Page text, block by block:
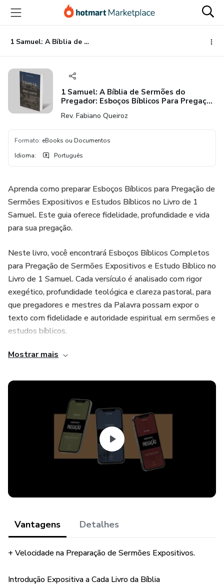
para
conteúdo
principal
para
pagamento
para
rodapé
1 Samuel: A Bíblia de Sermões do Pregador: Esboços Bíblicos Para Pregação e Estudos Bíblicos
1 Samuel: A Bíblia de Sermões do
Pregador: Esboços Bíblicos Para Pregação
Rev. Fabiano Queiroz
Formato: eBooks ou Documentos
Idioma: Português
Aprenda como preparar Esboços Bíblicos para Pregação de
Sermões Expositivos e Estudos Bíblicos no Livro de 1
Samuel. Este guia oferece fidelidade, profundidade e vida
para sua pregação.
Neste livro, você encontrará Esboços Bíblicos Completos
para Pregação de Sermões Expositivos e Estudo Bíblico no
Livro de 1 Samuel. Cada versículo é analisado com rigor
exegético, profundidade teológica e clareza pastoral, para
que pregadores e mestres da Palavra possam expor o
texto com fidelidade e autoridade espiritual em sermões e
estudos bíblicos.
O Livro de 1 Samuel apresenta grandes personagens:
desobediência; e Davi, o homem segundo o coração de
história, levanta líderes e exige obediência.
✔ O que você encontrará neste Livro de Sermões:
☼ Introdução teológica robusta ao livro da bíblia, escrita
☼ Pesquisa arqueológica, cultural, geográfica, histórica,
☼ Mensagem central, propósito e estrutura literária
☼ A apresentação explícita de Cristo e do Evangelho em
Mostrar mais
Vantagens Detalhes
+ Velocidade na Preparação de Sermões Expositivos.
Introdução Expositiva a Cada Livro da Bíblia